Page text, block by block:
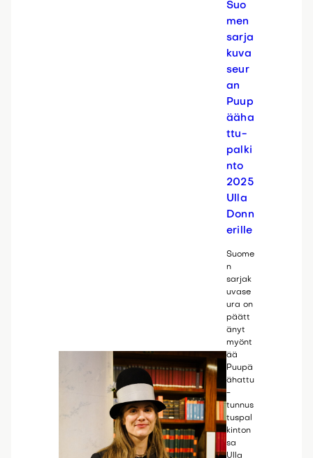
Suo
men
sarja
kuva
seur
an
Puup
ääha
ttu-
palki
nto
2025
Ulla
Donn
erille
Suome
n
sarjak
uvase
ura on
päätt
änyt
myönt
ää
Puupä
ähattu
-
tunnus
tuspal
kinton
sa
Ulla